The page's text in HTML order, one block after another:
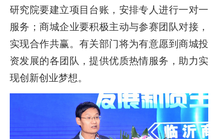
研究院要建立项目台账，安排专人进行一对一
服务；商城企业要积极主动与参赛团队对接，
实现合作共赢。有关部门将为有意愿到商城投
资发展的各团队，提供优质热情服务，助力实
现创新创业梦想。